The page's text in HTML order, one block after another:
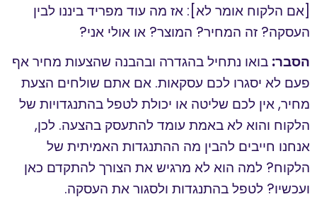
[אם הלקוח אומר לא]: אז מה עוד מפריד ביננו לבין
העסקה? זה המחיר? המוצר? או אולי אני?
הסבר: בואו נתחיל בהגדרה ובהבנה שהצעות מחיר אף
פעם לא יסגרו לכם עסקאות. אם אתם שולחים הצעת
מחיר, אין לכם שליטה או יכולת לטפל בהתנגדויות של
הלקוח והוא לא באמת עומד להתעסק בהצעה. לכן,
אנחנו חייבים להבין מה ההתנגדות האמיתית של
הלקוח? למה הוא לא מרגיש את הצורך להתקדם כאן
ועכשיו? לטפל בהתנגדות ולסגור את העסקה.